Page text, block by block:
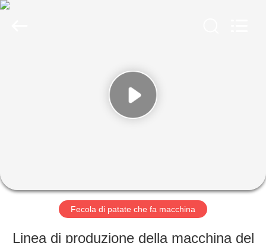
SPETTACOLO
VR
SU
-
2026
Fecola di patate che fa macchina
Linea di produzione della macchina del